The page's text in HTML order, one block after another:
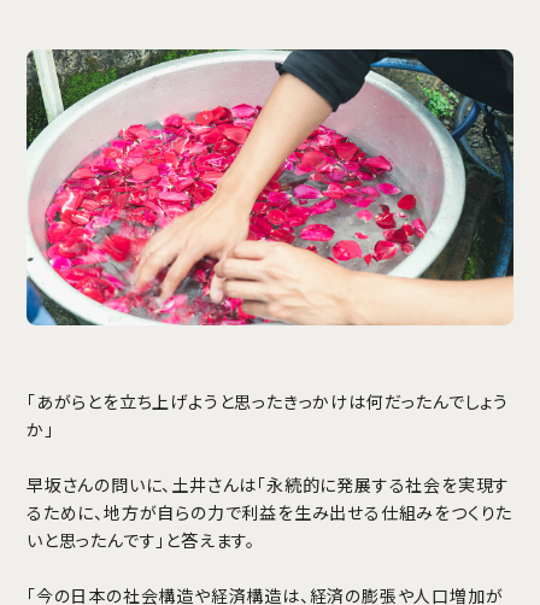
「あがらとを立ち上げようと思ったきっかけは何だったんでしょう
か」
早坂さんの問いに、土井さんは「永続的に発展する社会を実現す
るために、地方が自らの力で利益を生み出せる仕組みをつくりた
いと思ったんです」と答えます。
「今の日本の社会構造や経済構造は、経済の膨張や人口増加が